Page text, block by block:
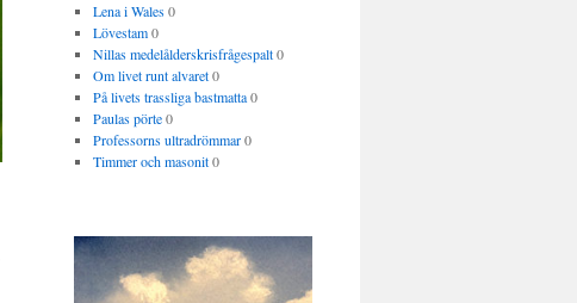
Lena i Wales0
Lövestam0
Nillas medelålderskrisfrågespalt0
Om livet runt alvaret0
På livets trassliga bastmatta0
Paulas pörte0
Professorns ultradrömmar0
Timmer och masonit0